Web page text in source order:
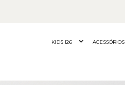
KIDS I26 ACESSÓRIOS